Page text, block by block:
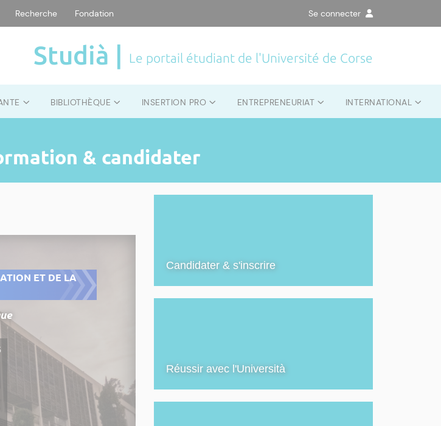
Recherche Fondation Se connecter
Studià | Le portail étudiant de l'Université de Corse
BIBLIOTHÈQUE INSERTION PRO ENTREPRENEURIAT INTERNATIONAL
& candidater
ET DE LA
Candidater & s'inscrire
Réussir avec l'Università